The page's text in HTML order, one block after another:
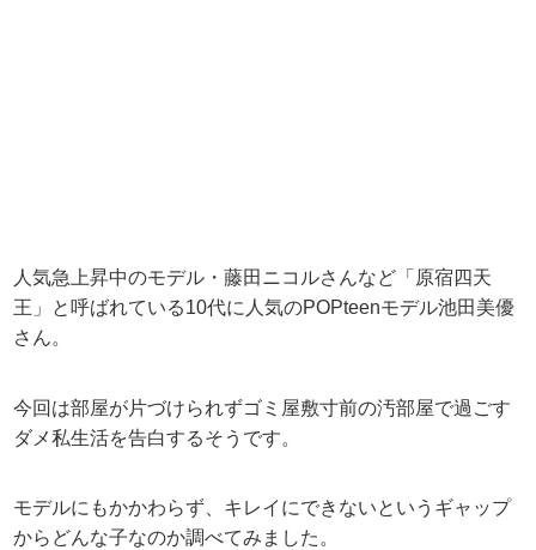
人気急上昇中のモデル・藤田ニコルさんなど「原宿四天
王」と呼ばれている10代に人気のPOPteenモデル池田美優
さん。
今回は部屋が片づけられずゴミ屋敷寸前の汚部屋で過ごす
ダメ私生活を告白するそうです。
モデルにもかかわらず、キレイにできないというギャップ
からどんな子なのか調べてみました。